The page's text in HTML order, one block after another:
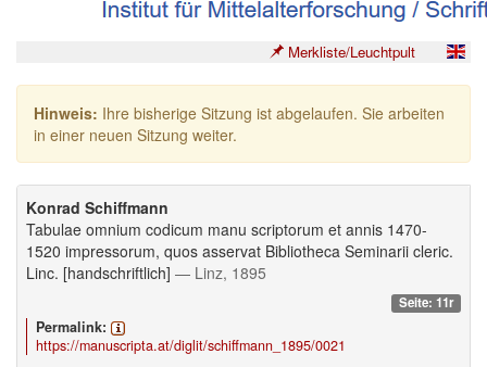
Merkliste/Leuchtpult
Hinweis: Ihre bisherige Sitzung ist abgelaufen. Sie arbeiten
in einer neuen Sitzung weiter.
Konrad Schiffmann
Tabulae omnium codicum manu scriptorum et annis 1470-
1520 impressorum, quos asservat Bibliotheca Seminarii cleric.
Linc. [handschriftlich] — Linz, 1895
Seite: 11r
Permalink:
https://manuscripta.at/diglit/schiffmann_1895/0021